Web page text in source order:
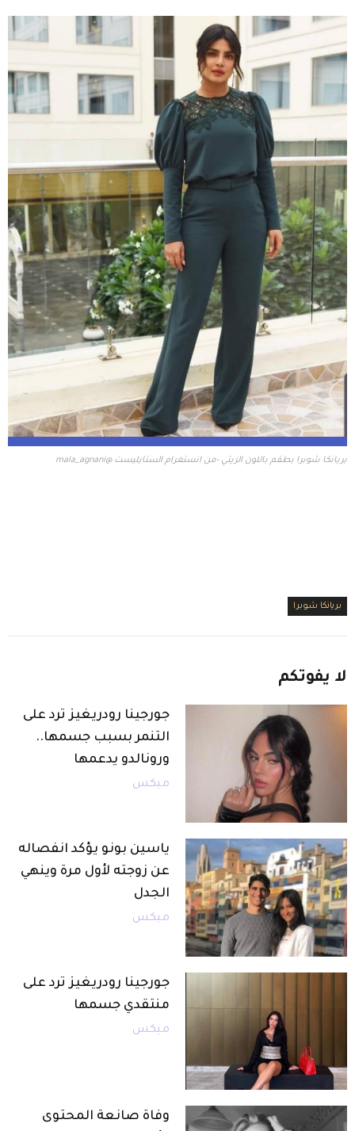
بريانكا شوبرا بطقم باللون الزيتي -من انستغرام الستايليست @mala_agnani
بريانكا شوبرا
لا يفوتكم
جورجينا رودريغيز ترد على
التنمر بسبب جسمها..
ورونالدو يدعمها
ميكس
ياسين بونو يؤكد انفصاله
عن زوجته لأول مرة وينهي
الجدل
ميكس
جورجينا رودريغيز ترد على
منتقدي جسمها
ميكس
وفاة صانعة المحتوى